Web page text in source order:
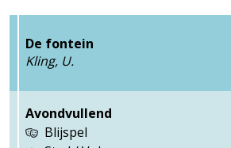
De fontein
Kling, U.
Avondvullend
Blijspel